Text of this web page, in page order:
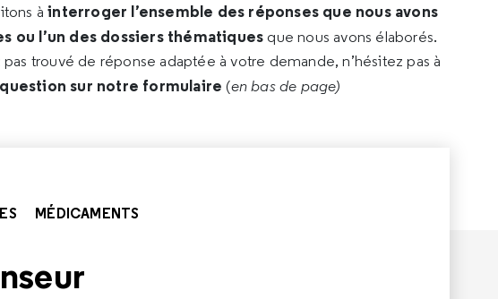
àinterroger l’ensemble des réponses que nous avons
ou l’un des dossiers thématiques que nous avons élaborés.
pas trouvé de réponse adaptée à votre demande, n’hésitez pas à
sur notre formulaire (en bas de page)
MÉDICAMENTS